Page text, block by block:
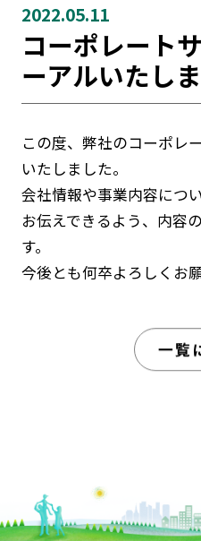
資源循環事業
廃棄物の回
SDGsをサポ
高崎市駅前再
OUR MISSION
私たちのルーツ
2022.05.11
コーポレート
ーアルいたしま
この度、弊社のコーポレ
いたしました。
会社情報や事業内容につ
お伝えできるよう、内容
す。
今後とも何卒よろしくお
一覧